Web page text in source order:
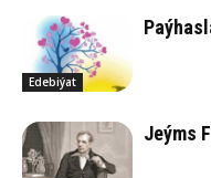
Edebiýat
Jeýms